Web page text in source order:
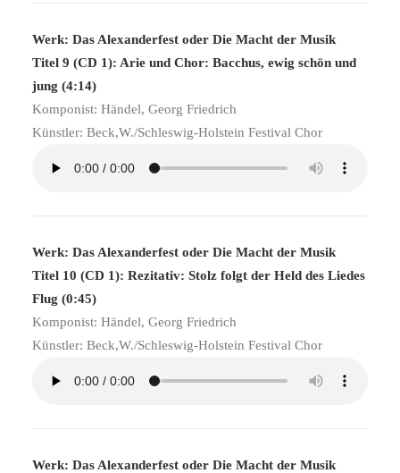
Werk: Das Alexanderfest oder Die Macht der Musik
Titel 9 (CD 1): Arie und Chor: Bacchus, ewig schön und
jung (4:14)
Komponist: Händel, Georg Friedrich
Künstler: Beck,W./Schleswig-Holstein Festival Chor
Werk: Das Alexanderfest oder Die Macht der Musik
Titel 10 (CD 1): Rezitativ: Stolz folgt der Held des Liedes
Flug (0:45)
Komponist: Händel, Georg Friedrich
Künstler: Beck,W./Schleswig-Holstein Festival Chor
Werk: Das Alexanderfest oder Die Macht der Musik